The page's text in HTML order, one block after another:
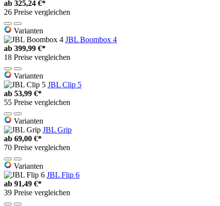
ab 325,24 €*
26 Preise vergleichen
Varianten
JBL Boombox 4
ab 399,99 €*
18 Preise vergleichen
Varianten
JBL Clip 5
ab 53,99 €*
55 Preise vergleichen
Varianten
JBL Grip
ab 69,00 €*
70 Preise vergleichen
Varianten
JBL Flip 6
ab 91,49 €*
39 Preise vergleichen